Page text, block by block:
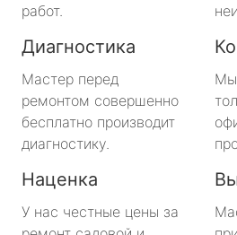
работ.
Диагностика
Мастер перед
ремонтом совершенно
бесплатно производит
диагностику.
Мы
Наценка
У нас честные цены за